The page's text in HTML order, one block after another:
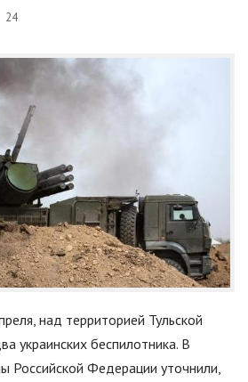
24
над территорией Тульской
украинских беспилотника. В
Российской Федерации уточнили,